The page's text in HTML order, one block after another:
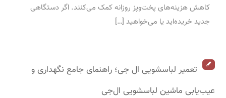
کاهش هزینه‌های پخت‌وپز روزانه کمک می‌کنند. اگر دستگاهی
جدید خریده‌اید یا می‌خواهید […]
تعمیر لباسشویی ال جی؛ راهنمای جامع نگهداری و
عیب‌یابی ماشین لباسشویی ال‌جی